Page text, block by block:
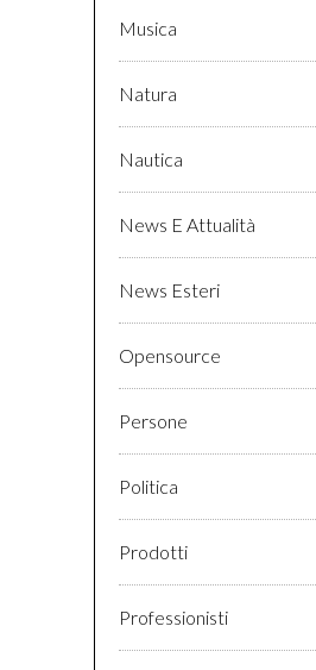
Musica
Natura
Nautica
News E Attualità
News Esteri
Opensource
Persone
Politica
Prodotti
Professionisti